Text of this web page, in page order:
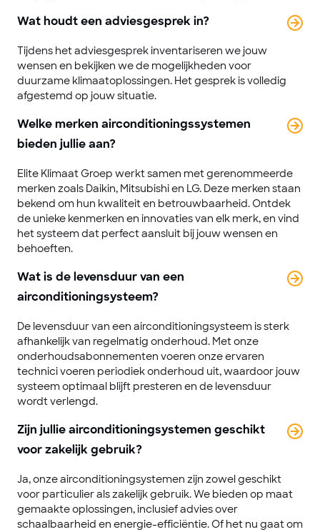
Wat houdt een adviesgesprek in?
Tijdens het adviesgesprek inventariseren we jouw
wensen en bekijken we de mogelijkheden voor
duurzame klimaatoplossingen. Het gesprek is volledig
afgestemd op jouw situatie.
Welke merken airconditioningssystemen
bieden jullie aan?
Elite Klimaat Groep werkt samen met gerenommeerde
merken zoals Daikin, Mitsubishi en LG. Deze merken staan
bekend om hun kwaliteit en betrouwbaarheid. Ontdek
de unieke kenmerken en innovaties van elk merk, en vind
het systeem dat perfect aansluit bij jouw wensen en
behoeften.
Wat is de levensduur van een
airconditioningsysteem?
De levensduur van een airconditioningsysteem is sterk
afhankelijk van regelmatig onderhoud. Met onze
onderhoudsabonnementen voeren onze ervaren
technici voeren periodiek onderhoud uit, waardoor jouw
systeem optimaal blijft presteren en de levensduur
wordt verlengd.
Zijn jullie airconditioningsystemen geschikt
voor zakelijk gebruik?
Ja, onze airconditioningsystemen zijn zowel geschikt
voor particulier als zakelijk gebruik. We bieden op maat
gemaakte oplossingen, inclusief advies over
schaalbaarheid en energie-efficiëntie. Of het nu gaat om